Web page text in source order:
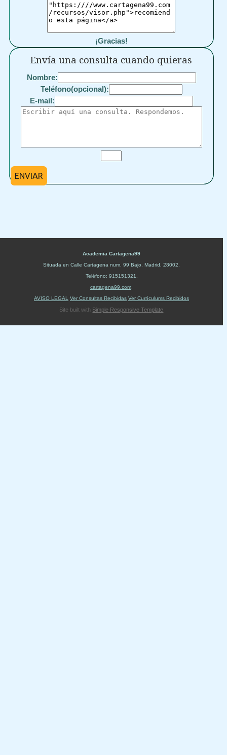
¡Gracias!
Envía una consulta cuando quieras
Nombre:
Teléfono(opcional):
E-mail:
ENVIAR
Academia Cartagena99
Situada en Calle Cartagena num. 99 Bajo Madrid 28002
Teléfono: 915151321
cartagena99.com
AVISO LEGAL
Ver Consultas Recibidas Ver Currículums Recibidos
Site built with Simple Responsive Template